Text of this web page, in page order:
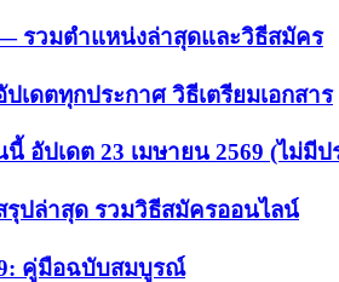
รวมตำแหน่งล่าสุดและวิธีสมัคร
เดตทุกประกาศ วิธีเตรียมเอกสาร
อัปเดต 23 เมษายน 2569 (ไม่มีป
รุปล่าสุด รวมวิธีสมัครออนไลน์
คู่มือฉบับสมบูรณ์